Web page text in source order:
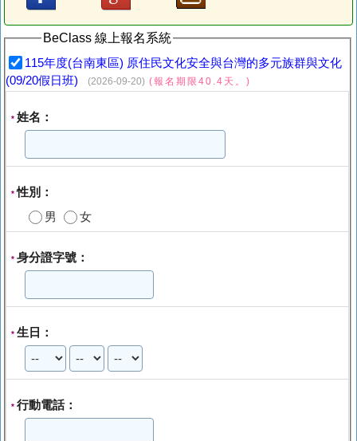
BeClass 線上報名系統
115年度(台南東區) 原住民文化安全與台灣的多元族群與文化
(09/20假日班)
(2026-09-20) (報名期限40.4天。)
* 姓名：
*性別：
男
女
* 身分證字號：
* 生日：
* 行動電話：